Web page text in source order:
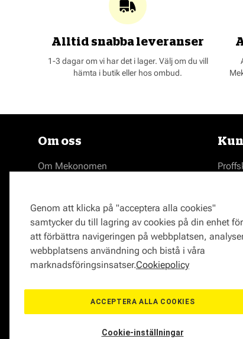
Alltid snabba leveranser
1-3 dagar om vi har det i lager. Välj om du vill
hämta i butik eller hos ombud.
Om oss
Om Mekonomen
Kontakta Mekonomen
Tyck till om oss
Varumärken hos Mekonomen
Bilmärken
Bildelar
Genom att klicka på "acceptera alla cookies"
samtycker du till lagring av cookies på din enhet för
att förbättra navigeringen på webbplatsen,
webbplatsens användning och bistå i våra
marknadsföringsinsatser.Cookiepolicy
ACCEPTERA ALLA COOKIES
Cookie-inställningar